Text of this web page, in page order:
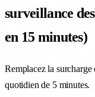
surveillance
en 15 minutes)
Remplacez la
quotidien de 5 minutes.